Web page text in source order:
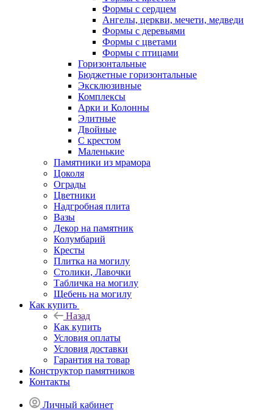
Формы с сердцем
Ангелы, церкви, мечети, медведи
Формы с деревьями
Формы с цветами
Формы с птицами
Горизонтальные
Бюджетные горизонтальные
Эксклюзивные
Комплексы
Арки и Колонны
Элитные
Двойные
С крестом
Маленькие
Памятники из мрамора
Цоколя
Ограды
Цветники
Надгробная плита
Вазы
Декор на памятник
Колумбарий
Кресты
Плитка на могилу
Столики, Лавочки
Табличка на могилу
Щебень на могилу
Как купить
Назад
Как купить
Условия оплаты
Условия доставки
Гарантия на товар
Конструктор памятников
Контакты
Личный кабинет